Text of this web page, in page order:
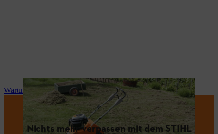
Wartung und Reparatur
Nichts mehr verpassen mit dem STIHL